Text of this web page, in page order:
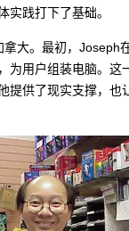
实践打下了基础。
大。最初，Joseph
为用户组装电脑。这
提供了现实支撑，也